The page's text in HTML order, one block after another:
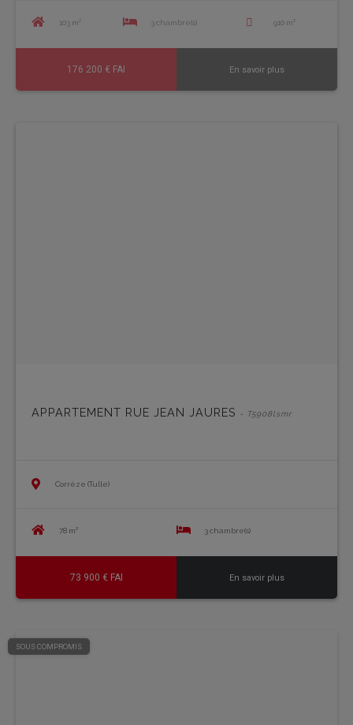
103 m² 3 chambre(s) 910 m²
176 200 € FAI En savoir plus
APPARTEMENT RUE JEAN JAURES - T5908lsmr
Corrèze (Tulle)
78 m² 3 chambre(s)
73 900 € FAI En savoir plus
SOUS COMPROMIS